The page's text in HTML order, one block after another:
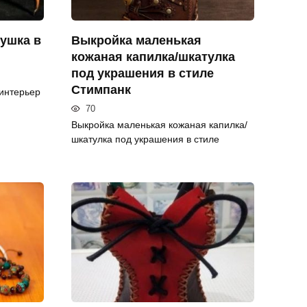
в
Выкройка маленькая
кожаная капилка/шкатулка
под украшения в стиле
Стимпанк
70
Выкройка маленькая кожаная капилка/
шкатулка под украшения в стиле